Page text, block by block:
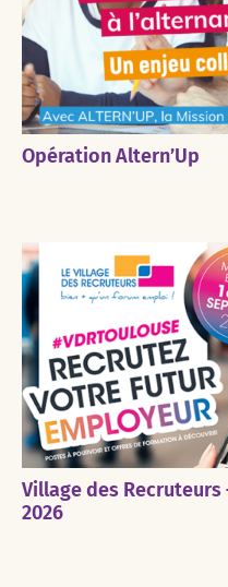
Opération Altern’Up
Village des Recruteurs
2026